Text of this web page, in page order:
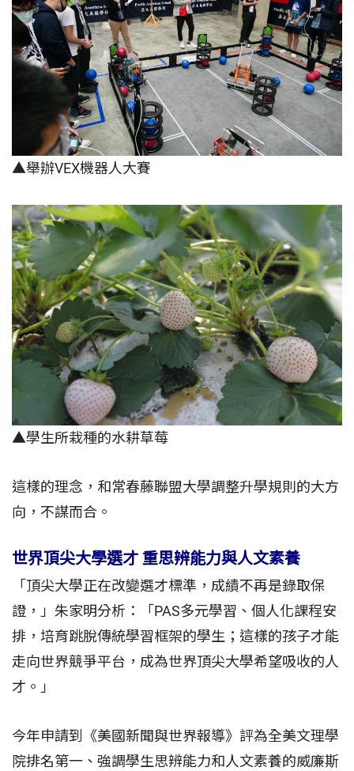
▲舉辦VEX機器人大賽
▲學生所栽種的水耕草莓
這樣的理念，和常春藤聯盟大學調整升學規則的大方
向，不謀而合。
世界頂尖大學選才 重思辨能力與人文素養
「頂尖大學正在改變選才標準，成績不再是錄取保
證，」朱家明分析：「PAS多元學習、個人化課程安
排，培育跳脫傳統學習框架的學生；這樣的孩子才能
走向世界競爭平台，成為世界頂尖大學希望吸收的人
才。」
今年申請到《美國新聞與世界報導》評為全美文理學
院排名第一、強調學生思辨能力和人文素養的威廉斯